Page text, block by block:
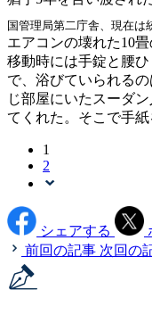
国管理局第二庁舎、現在は
エアコンの壊れた10
移動時には手錠と腰
で、浴びていられる
じ部屋にいたスーダ
てくれた。そこで手紙
1
2
シェアする
前回の記事 次回の